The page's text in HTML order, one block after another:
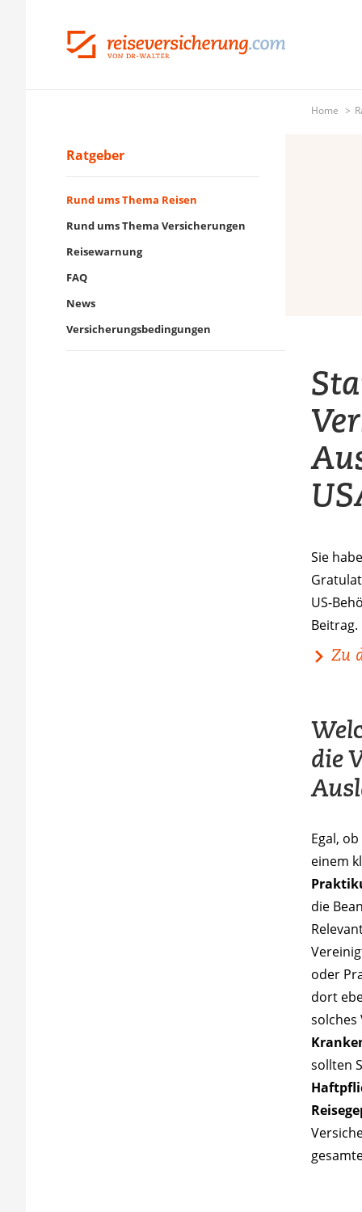
Home
Ratgeber
Rund ums Thema Reisen
Rund ums Thema Versicherungen
Reisewarnung
FAQ
News
Versicherungsbedingungen
Sie
US-
Beitrag.
Zu
die
Egal,
einem
die
oder
dort
solches
sollten